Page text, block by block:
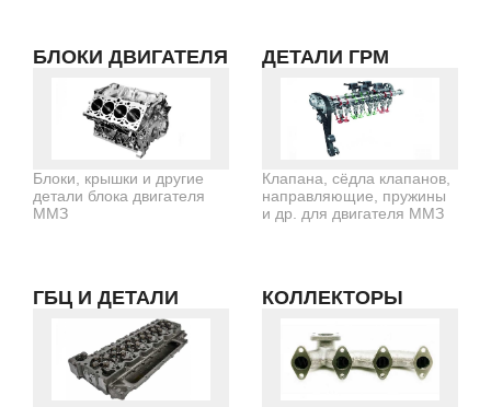
БЛОКИ ДВИГАТЕЛЯ
Блоки, крышки и другие
детали блока двигателя
ММЗ
ДЕТАЛИ ГРМ
Клапана, сёдла клапанов,
направляющие, пружины
и др. для двигателя ММЗ
ГБЦ И ДЕТАЛИ КОЛЛЕКТОРЫ